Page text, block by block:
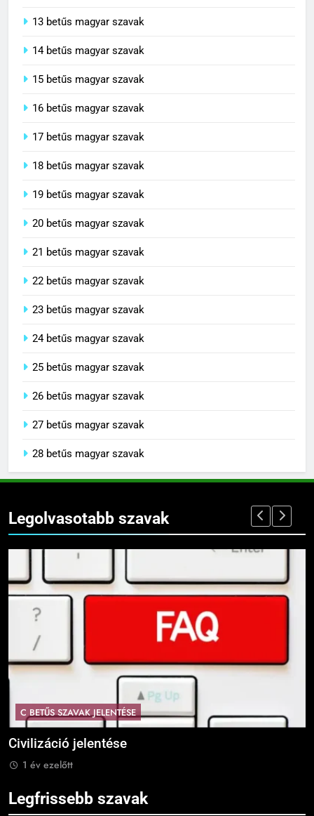
13 betűs magyar szavak
14 betűs magyar szavak
15 betűs magyar szavak
16 betűs magyar szavak
17 betűs magyar szavak
18 betűs magyar szavak
19 betűs magyar szavak
20 betűs magyar szavak
21 betűs magyar szavak
22 betűs magyar szavak
23 betűs magyar szavak
24 betűs magyar szavak
25 betűs magyar szavak
26 betűs magyar szavak
27 betűs magyar szavak
28 betűs magyar szavak
Legolvasotabb szavak
C BETŰS SZAVAK JELENTÉSE
Civilizáció jelentése
1 év ezelőtt
Legfrissebb szavak